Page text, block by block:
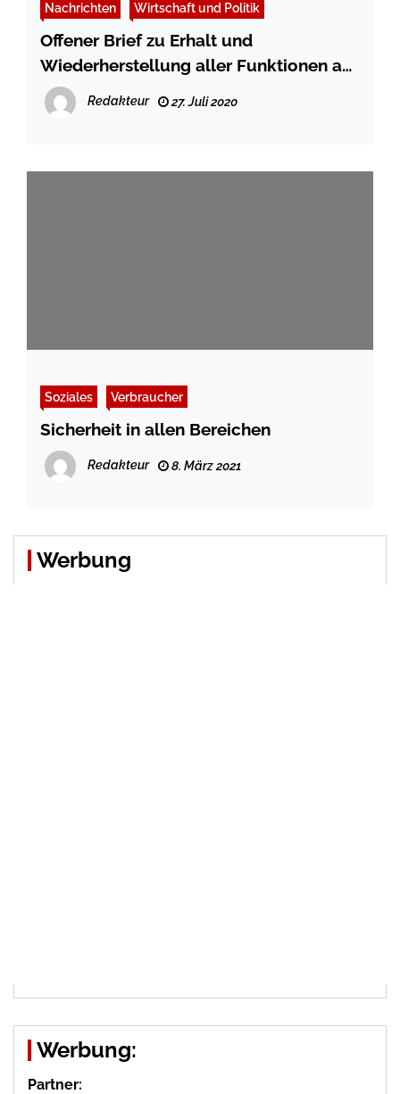
Nachrichten Wirtschaft und Politik
Offener Brief zu Erhalt und
Wiederherstellung aller Funktionen am
Klinik-Standort Niebüll
Redakteur 27. Juli 2020
Soziales Verbraucher
Sicherheit in allen Bereichen
Redakteur 8. März 2021
Werbung
Werbung:
Partner: